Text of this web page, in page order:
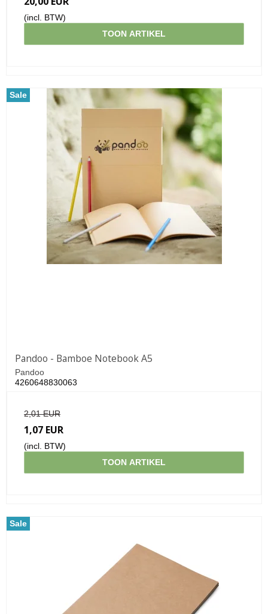
(incl. BTW)
TOON ARTIKEL
Sale
Pandoo - Bamboe Notebook A5
Pandoo
4260648830063
2,01 EUR
1,07 EUR
(incl. BTW)
TOON ARTIKEL
Sale